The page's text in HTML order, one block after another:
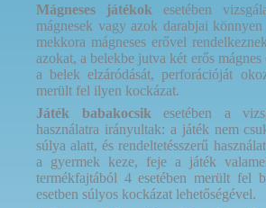
Mágneses játékok esetében
mágnesek vagy azok darabjai
mekkora mágneses erővel
azokat, a belekbe jutva két erős
a belek elzáródását, perforációját
merült fel ilyen kockázat.
Játék babakocsik esetében a
használatra irányultak: a játék nem
súlya alatt, és rendeltetésszerű
a gyermek keze, feje a játék
termékfajtából 4 esetében merült fel
esetben súlyos kockázat lehetőségével.